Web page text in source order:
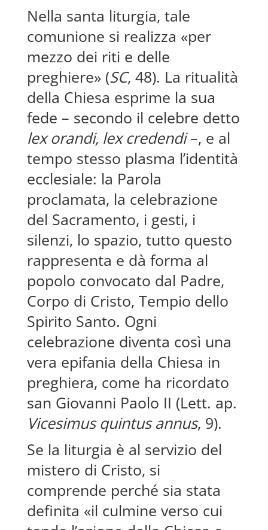
Nella santa liturgia, tale
comunione si realizza «per
mezzo dei riti e delle
preghiere» (SC, 48). La ritualità
della Chiesa esprime la sua
fede – secondo il celebre detto
lex orandi, lex credendi–, e al
tempo stesso plasma l’identità
ecclesiale: la Parola
proclamata, la celebrazione
del Sacramento, i gesti, i
silenzi, lo spazio, tutto questo
rappresenta e dà forma al
popolo convocato dal Padre,
Corpo di Cristo, Tempio dello
Spirito Santo. Ogni
celebrazione diventa così una
vera epifania della Chiesa in
preghiera, come ha ricordato
san Giovanni Paolo II (Lett. ap.
Vicesimus quintus annus, 9).
Se la liturgia è al servizio del
mistero di Cristo, si
comprende perché sia stata
definita «il culmine verso cui